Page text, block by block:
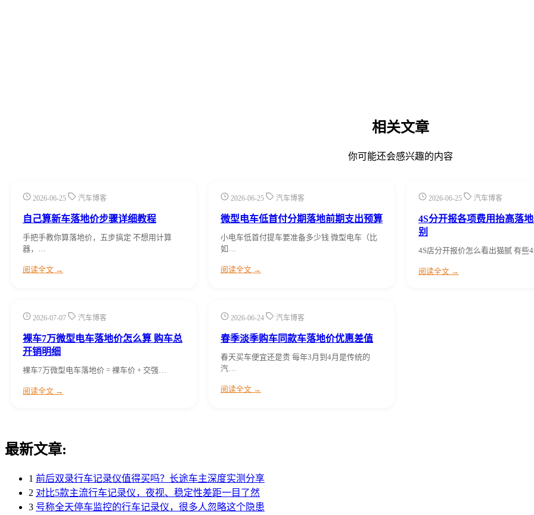
相关文章
你可能还会感兴趣的内容
2026-06-25 汽车博客
自己算新车落地价步骤详细教程
手把手教你算落地价，五步搞定 不想用计算
器，…
阅读全文 →
2026-06-25 汽车博客
微型电车低首付分期落地前期支出预算
小电车低首付提车要准备多少钱 微型电车（比
如…
阅读全文 →
2026-06-25 汽车博客
4S分开报各项费用抬高落
别
4S店分开报价怎么看出猫腻 有些
阅读全文 →
2026-07-07 汽车博客
裸车7万微型电车落地价怎么算 购车总
开销明细
裸车7万微型电车落地价 = 裸车价 + 交强…
阅读全文 →
2026-06-24 汽车博客
春季淡季购车同款车落地价优惠差值
春天买车便宜还是贵 每年3月到4月是传统的
汽…
阅读全文 →
最新文章:
1 前后双录行车记录仪值得买吗？长途车主深度实测分享
2 对比5款主流行车记录仪，夜视、稳定性差距一目了然
3 号称全天停车监控的行车记录仪，很多人忽略这个隐患